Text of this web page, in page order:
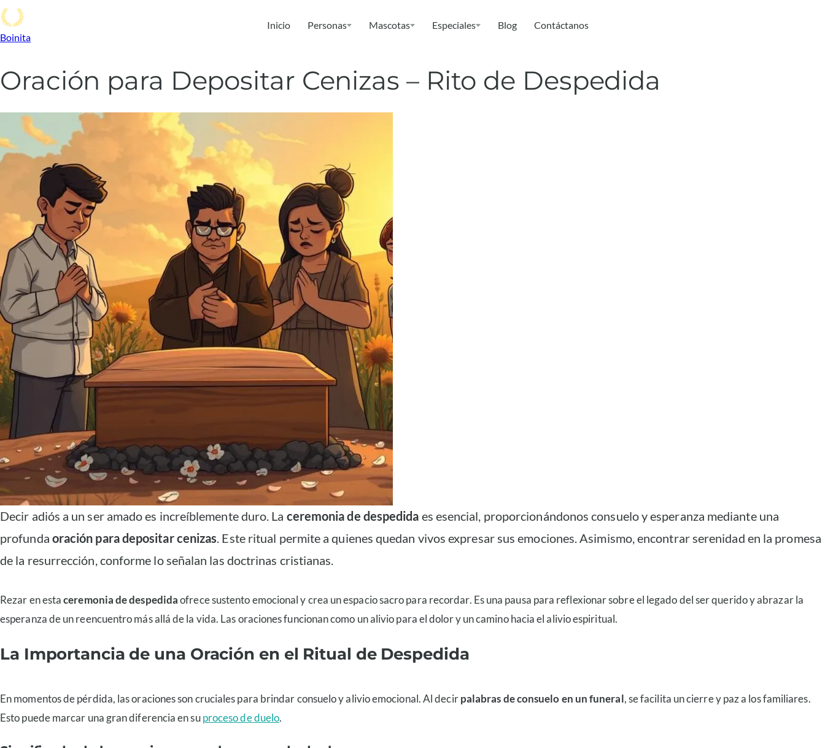
Boinita
Inicio Personas Mascotas Especiales Blog Contáctanos
Oración para Depositar Cenizas – Rito de Despedida
Decir adiós a un ser amado es increíblemente duro. La ceremonia de despedida es esencial, proporcionándonos consuelo y esperanza mediante una
profunda oración para depositar cenizas. Este ritual permite a quienes quedan vivos expresar sus emociones. Asimismo, encontrar serenidad en la promesa
de la resurrección, conforme lo señalan las doctrinas cristianas.
Rezar en estaceremonia de despedidaofrece sustento emocional y crea un espacio sacro para recordar. Es una pausa para reflexionar sobre el legado del ser querido y abrazar la
esperanza de un reencuentro más allá de la vida. Las oraciones funcionan como un alivio para el dolor y un camino hacia el alivio espiritual.
La Importancia de una Oración en el Ritual de Despedida
En momentos de pérdida, las oraciones son cruciales para brindar consuelo y alivio emocional. Al decirpalabras de consuelo en un funeral, se facilita un cierre y paz a los familiares.
Esto puede marcar una gran diferencia en suproceso de duelo.